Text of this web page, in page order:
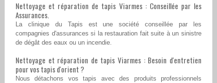
Nettoyage et réparation de tapis Viarmes : Conseillée par les
Assurances.
La clinique du Tapis est une société conseillée par les
compagnies d'assurances si la restauration fait suite à un sinistre
de dégât des eaux ou un incendie.
Nettoyage et réparation de tapis Viarmes : Besoin d'entretien
pour vos tapis d'orient ?
Nous détachons vos tapis avec des produits professionnels